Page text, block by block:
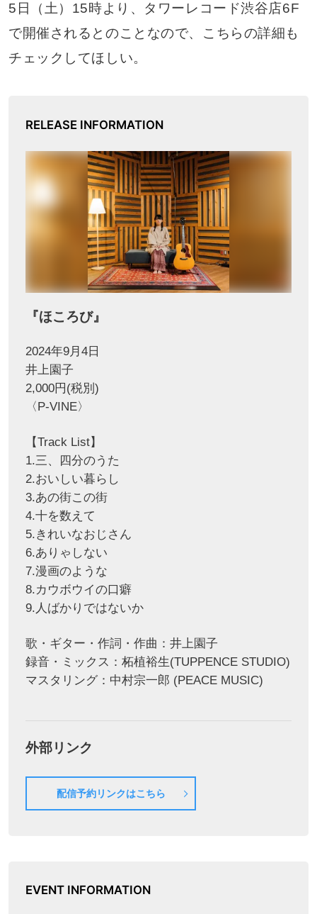
5日（土）15時より、タワーレコード渋谷店6F
で開催されるとのことなので、こちらの詳細も
チェックしてほしい。
RELEASE INFORMATION
『ほころび』
2024年9月4日
井上園子
2,000円(税別)
〈P-VINE〉
【Track List】
1.三、四分のうた
2.おいしい暮らし
3.あの街この街
4.十を数えて
5.きれいなおじさん
6.ありゃしない
7.漫画のような
8.カウボウイの口癖
9.人ばかりではないか
歌・ギター・作詞・作曲：井上園子
録音・ミックス：柘植裕生(TUPPENCE STUDIO)
マスタリング：中村宗一郎 (PEACE MUSIC)
外部リンク
配信予約リンクはこちら
EVENT INFORMATION